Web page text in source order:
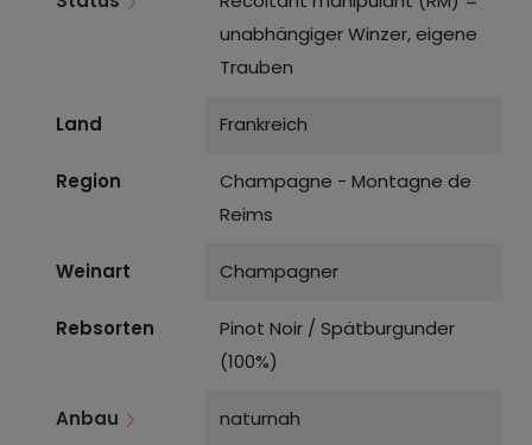
unabhängiger Winzer, eigene
Trauben
Land Frankreich
Region
Champagne - Montagne de
Reims
Weinart Champagner
Rebsorten
Pinot Noir / Spätburgunder
(100%)
Anbau naturnah